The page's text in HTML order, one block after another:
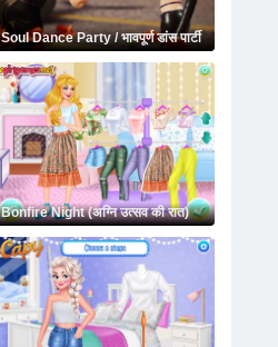
Soul Dance Party / भावपूर्ण डांस पार्टी
Bonfire Night (अग्नि उत्सव की रात)